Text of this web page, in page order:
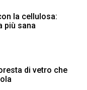
la cellulosa:
più sana
di vetro che